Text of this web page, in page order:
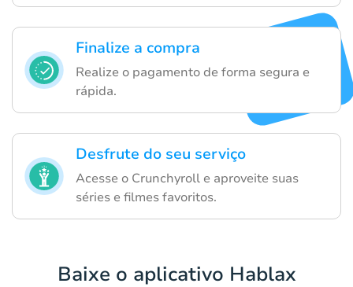
Finalize a compra
Realize o pagamento de forma segura e
rápida.
Desfrute do seu serviço
Acesse o Crunchyroll e aproveite suas
séries e filmes favoritos.
Baixe o aplicativo Hablax